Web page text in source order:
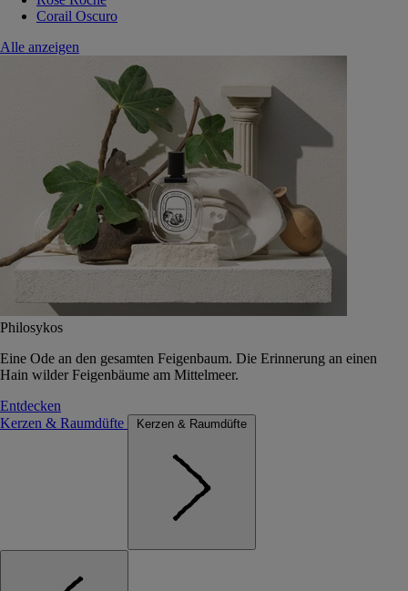
Corail Oscuro
Alle anzeigen
Philosykos
Eine Ode an den gesamten Feigenbaum. Die Erinnerung an einen
Hain wilder Feigenbäume am Mittelmeer.
Entdecken
Kerzen & Raumdüfte
Kerzen & Raumdüfte